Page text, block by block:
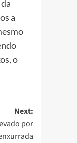
a
o
Next:
por